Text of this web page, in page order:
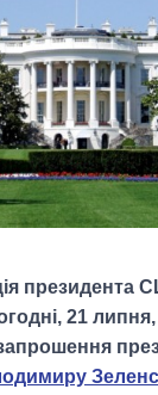
президента
21